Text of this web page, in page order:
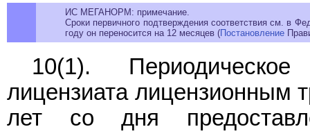
ИС МЕГАНОРМ: примечание.
Сроки первичного подтверждения соответствия см. в
году он переносится на 12 месяцев (Постановление
10(1). Периодическое
лицензиата лицензионным
лет со дня